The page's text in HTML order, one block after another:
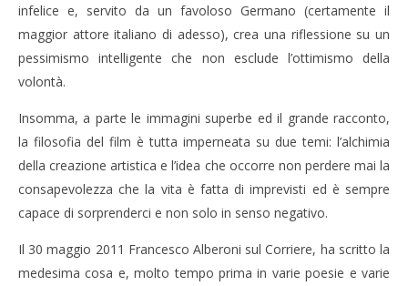
infelice e, servito da un favoloso Germano (certamente il
maggior attore italiano di adesso), crea una riflessione su un
pessimismo intelligente che non esclude l’ottimismo della
volontà.
Insomma, a parte le immagini superbe ed il grande racconto,
la filosofia del film è tutta imperneata su due temi: l’alchimia
della creazione artistica e l’idea che occorre non perdere mai la
consapevolezza che la vita è fatta di imprevisti ed è sempre
capace di sorprenderci e non solo in senso negativo.
Il 30 maggio 2011 Francesco Alberoni sul Corriere, ha scritto la
medesima cosa e, molto tempo prima in varie poesie e varie